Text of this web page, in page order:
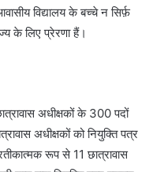
विद्यालय के बच्चे न सिर्फ़
के लिए प्रेरणा हैं।
अधीक्षकों के 300 पदों
अधीक्षकों को नियुक्ति पत्र
रूप से 11 छात्रावास